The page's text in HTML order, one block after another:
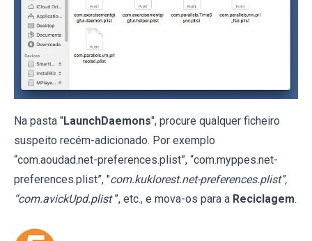
Na pasta "LaunchDaemons", procure qualquer ficheiro
suspeito recém-adicionado. Por exemplo
“com.aoudad.net-preferences.plist”, “com.myppes.net-
preferences.plist”, "com.kuklorest.net-preferences.plist”,
“com.avickUpd.plist ”, etc., e mova-os para a Reciclagem.